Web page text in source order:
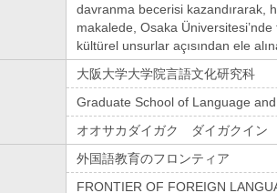
davranma becerisi kazandırarak,
makalede, Osaka
kültürel unsurlar açısından ele
大阪大学大学院言語文化研究科
Graduate School of Language
オオサカダイガク ダイガクイ
外国語教育のフロンティア
FRONTIER OF FOREIGN